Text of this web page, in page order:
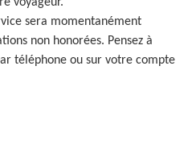
sera momentanément
non honorées. Pensez à
téléphone ou sur votre compte